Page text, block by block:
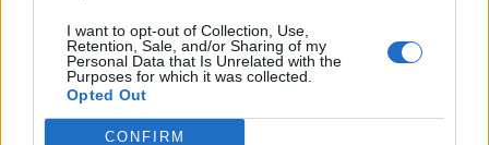
I want to opt-out of Collection, Use,
Retention, Sale, and/or Sharing of my
Personal Data that Is Unrelated with the
Purposes for which it was collected.
Opted Out
CONFIRM
воспоставување нова власт на сила, без
кворум, кога веќе дошол часот да се изгласа
како таква, никој во Европа и САД потоа нема
да ја признае власта на ВМРО ДПМНЕ која